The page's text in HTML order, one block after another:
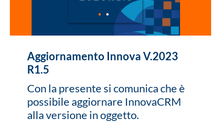
Aggiornamento Innova V.2023
R1.5
Con la presente si comunica che è
possibile aggiornare InnovaCRM
alla versione in oggetto.